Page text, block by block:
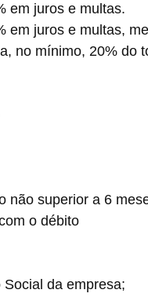
em juros e multas.
no mínimo, 20% do
não superior a 6
com o débito
Social da empresa;